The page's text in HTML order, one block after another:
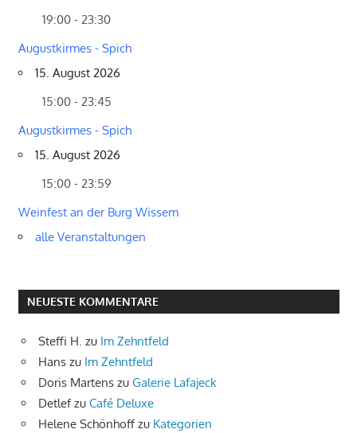
19:00 - 23:30
Augustkirmes - Spich
15. August 2026
15:00 - 23:45
Augustkirmes - Spich
15. August 2026
15:00 - 23:59
Weinfest an der Burg Wissem
alle Veranstaltungen
NEUESTE KOMMENTARE
Steffi H. zu Im Zehntfeld
Hans zu Im Zehntfeld
Doris Martens zu Galerie Lafajeck
Detlefzu Café Deluxe
Helene Schönhoff zu Kategorien